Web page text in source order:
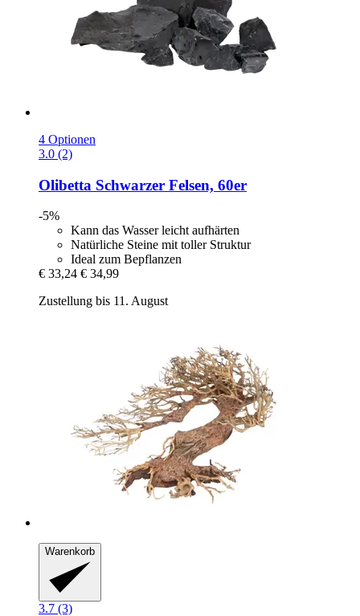
4 Optionen
3.0 (2)
Olibetta Schwarzer Felsen, 60er
-5%
Kann das Wasser leicht aufhärten
Natürliche Steine mit toller Struktur
Ideal zum Bepflanzen
€ 33,24 € 34,99
Zustellung bis 11. August
Warenkorb
3.7 (3)